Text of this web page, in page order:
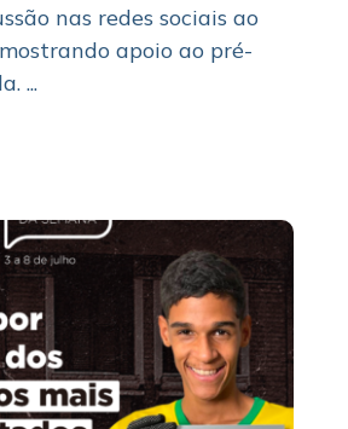
nas redes sociais ao
apoio ao pré-
...